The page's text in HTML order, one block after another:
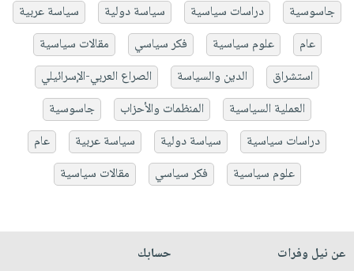
جاسوسية
دراسات سياسية سياسة دولية
سياسة عربية
عام
علوم سياسية فكر سياسي
مقالات سياسية
استشراق
الدين والسياسة
الصراع العربي-الإسرائيلي
العملية السياسية
المنظمات والأحزاب
جاسوسية
دراسات سياسية
سياسة دولية سياسة عربية
عام
علوم سياسية
فكر سياسي مقالات سياسية
عن نيل وفرات
حسابك